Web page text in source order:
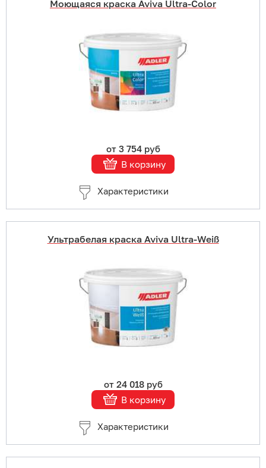
Моющаяся краска Aviva Ultra-Color
от 3 754 руб
В корзину
Характеристики
В корзину
Подробнее
Ультрабелая краска Aviva Ultra-Weiß
от 24 018 руб
В корзину
Характеристики
В корзину
Подробнее